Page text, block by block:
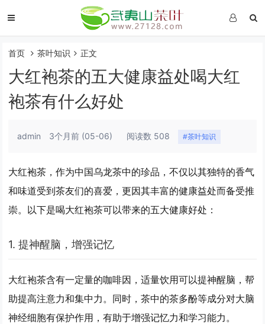
首页 茶叶知识 正文
大红袍茶的五大健康益处喝大红
袍茶有什么好处
admin 3个月前 (05-06) 阅读数 508 #茶叶知识
大红袍茶，作为中国乌龙茶中的珍品，不仅以其独特的香气
和味道受到茶友们的喜爱，更因其丰富的健康益处而备受推
崇。以下是喝大红袍茶可以带来的五大健康好处：
1. 提神醒脑，增强记忆
大红袍茶含有一定量的咖啡因，适量饮用可以提神醒脑，帮
助提高注意力和集中力。同时，茶中的茶多酚等成分对大脑
神经细胞有保护作用，有助于增强记忆力和学习能力。